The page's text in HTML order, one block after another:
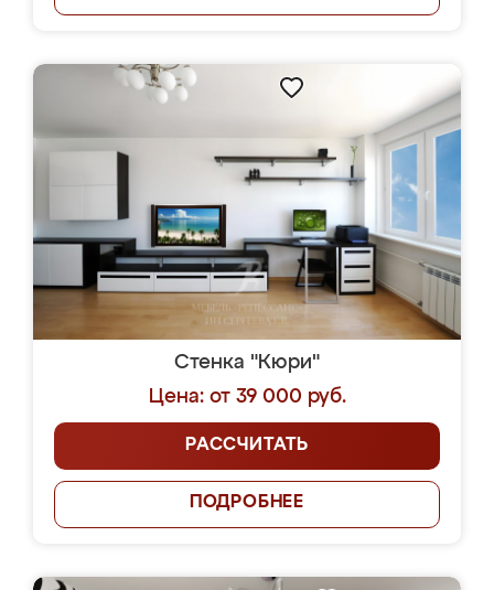
Стенка "Кюри"
Цена: от 39 000 руб.
РАССЧИТАТЬ
ПОДРОБНЕЕ